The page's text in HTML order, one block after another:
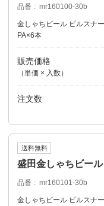
品番 mr160100-30b
金しゃちビール ピルスナ
PA×6本
販売価格
（単価 × 入数）
注文数
送料無料
盛田金しゃちビー
品番 mr160101-30b
金しゃちビール ピルスナ